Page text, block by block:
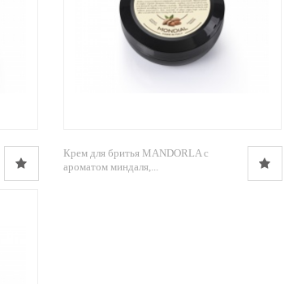
Крем для бритья MANDORLA с
ароматом миндаля,...